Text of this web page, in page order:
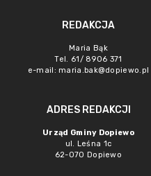
REDAKCJA
Maria Bąk
Tel. 61/ 8906 371
e-mail: maria.bak@dopiewo.pl
ADRES REDAKCJI
Urząd Gminy Dopiewo
ul. Leśna 1c
62-070 Dopiewo